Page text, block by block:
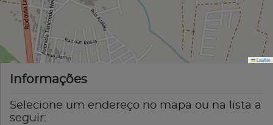
Leaflet
Informações
Selecione um endereço no mapa ou na lista a
seguir: